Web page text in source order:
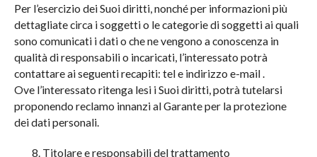
Per l’esercizio dei Suoi diritti, nonché per informazioni più
dettagliate circa i soggetti o le categorie di soggetti ai quali
sono comunicati i dati o che ne vengono a conoscenza in
qualità di responsabili o incaricati, l’interessato potrà
contattare ai seguenti recapiti: tel e indirizzo e-mail .
Ove l’interessato ritenga lesi i Suoi diritti, potrà tutelarsi
proponendo reclamo innanzi al Garante per la protezione
dei dati personali.
Titolare e responsabili del trattamento